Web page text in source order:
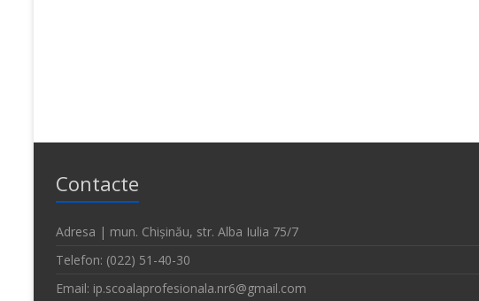
Contacte
Adresa | mun. Chișinău, str. Alba Iulia 75/7
Telefon: (022) 51-40-30
Email: ip.scoalaprofesionala.nr6@gmail.com